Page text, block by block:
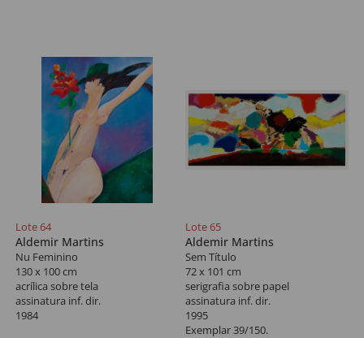
Lote 64
Aldemir Martins
Nu Feminino
130 x 100 cm
acrílica sobre tela
assinatura inf. dir.
1984
Lote 65
Aldemir Martins
Sem Título
72 x 101 cm
serigrafia sobre papel
assinatura inf. dir.
1995
Exemplar 39/150.